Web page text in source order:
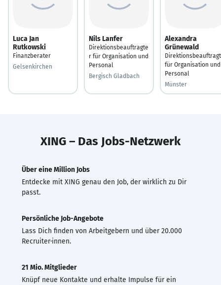
Luca Jan
Rutkowski
Finanzberater
Gelsenkirchen
Nils Lanfer
Direktionsbeauftragte
r für Organisation und
Personal
Bergisch Gladbach
Alexandra
Grünewald
für Organisation und
Personal
Münster
XING – Das Jobs-Netzwerk
Über eine Million Jobs
Entdecke mit XING genau den Job, der wirklich zu Dir
passt.
Persönliche Job-Angebote
Lass Dich finden von Arbeitgebern und über 20.000
Recruiter·innen.
21 Mio. Mitglieder
Knüpf neue Kontakte und erhalte Impulse für ein